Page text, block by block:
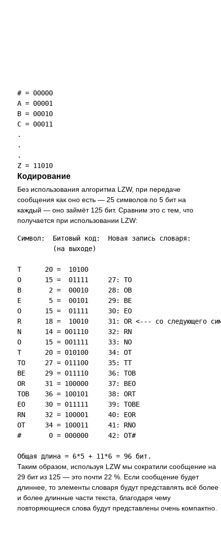
# = 00000
A = 00001
B = 00010
C = 00011
.
.
.
Кодирование
Без использования алгоритма LZW, при передаче
сообщения как оно есть — 25 символов по 5 бит на
каждый — оно займёт 125 бит. Сравним это с тем, что
получается при использовании LZW:
Символ:  Битовый код:  Новая запись словаря:
         (на выходе)
T      20 =  10100
O      15 =  01111     27: TO
B       2 =  00010     28: OB
E       5 =  00101     29: BE
O      15 =  01111     30: EO
R      18 =  10010     31: OR <--- со следующего
N      14 = 001110     32: RN
O      15 = 001111     33: NO
T      20 = 010100     34: OT
TO     27 = 011100     35: TT
BE     29 = 011110     36: TOB
OR     31 = 100000     37: BEO
TOB    36 = 100101     38: ORT
EO     30 = 011111     39: TOBE
RN     32 = 100001     40: EOR
OT     34 = 100011     41: RNO
#       0 = 000000     42: OT#
Таким образом, используя LZW мы сократили сообщение на
29 бит из 125 — это почти 22 %. Если сообщение будет
длиннее, то элементы словаря будут представлять всё более
и более длинные части текста, благодаря чему
повторяющиеся слова будут представлены очень компактно.